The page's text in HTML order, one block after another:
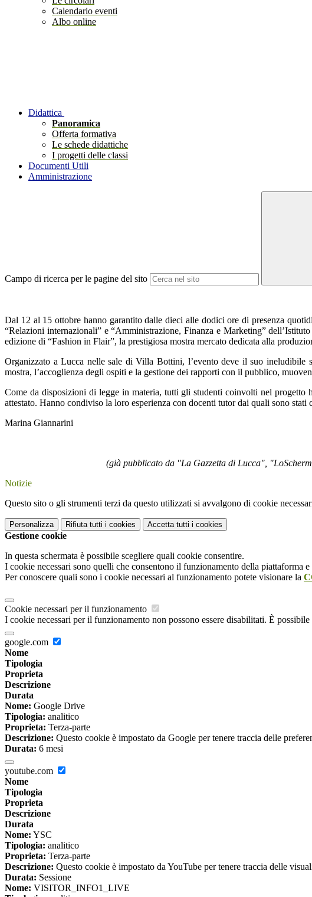
Calendario eventi
Albo online
Didattica
Panoramica
Offerta formativa
Le schede didattiche
I progetti delle classi
Documenti Utili
Amministrazione
Campo di ricerca per le pagine del sito
Dal 12 al 15 ottobre hanno garantito dalle dieci alle dodici ore di presenza
“Relazioni internazionali” e “Amministrazione, Finanza e Marketing”
edizione di “Fashion in Flair”, la prestigiosa mostra mercato dedicata alla
Organizzato a Lucca nelle sale di Villa Bottini, l’evento deve il suo ineludibile
mostra, l’accoglienza degli ospiti e la gestione dei rapporti con il pubblico,
Come da disposizioni di legge in materia, tutti gli studenti coinvolti nel progetto
attestato. Hanno condiviso la loro esperienza con docenti tutor dai quali sono stati
Marina Giannarini
(già pubblicato da "La Gazzetta di Lucca", "LoSchermo" e
Notizie
Questo sito o gli strumenti terzi da questo utilizzati si avvalgono di cookie
Personalizza Rifiuta tutti i cookies Accetta tutti i cookies
Gestione cookie
In questa schermata è possibile scegliere quali cookie consentire.
I cookie necessari sono quelli che consentono il funzionamento della piattaforma
Per conoscere quali sono i cookie necessari al funzionamento potete visionare la
Cookie necessari per il funzionamento
I cookie necessari per il funzionamento non possono essere disabilitati. È
google.com
Nome
Tipologia
Proprieta
Descrizione
Durata
Nome: Google Drive
Tipologia: analitico
Proprieta: Terza-parte
Descrizione: Questo cookie è impostato da Google per tenere traccia delle
Durata: 6 mesi
youtube.com
Nome
Tipologia
Proprieta
Descrizione
Durata
Nome: YSC
Tipologia: analitico
Proprieta: Terza-parte
Descrizione: Questo cookie è impostato da YouTube per tenere traccia delle
Durata: Sessione
Nome: VISITOR_INFO1_LIVE